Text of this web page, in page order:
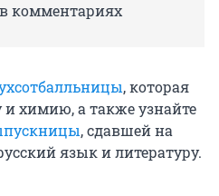
комментариях
, которая
и химию, а также узнайте
, сдавшей на
язык и литературу.